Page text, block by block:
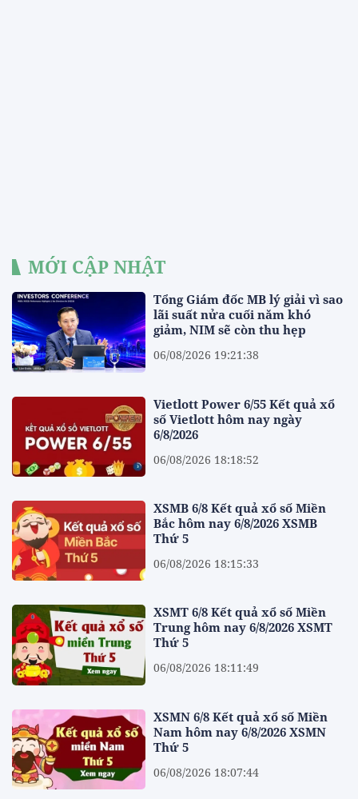
MỚI CẬP NHẬT
Tổng Giám đốc MB lý giải vì sao
lãi suất nửa cuối năm khó
giảm, NIM sẽ còn thu hẹp
06/08/2026 19:21:38
Vietlott Power 6/55 Kết quả xổ
số Vietlott hôm nay ngày
6/8/2026
06/08/2026 18:18:52
XSMB 6/8 Kết quả xổ số Miền
Bắc hôm nay 6/8/2026 XSMB
Thứ 5
06/08/2026 18:15:33
XSMT 6/8 Kết quả xổ số Miền
Trung hôm nay 6/8/2026 XSMT
Thứ 5
06/08/2026 18:11:49
XSMN 6/8 Kết quả xổ số Miền
Nam hôm nay 6/8/2026 XSMN
Thứ 5
06/08/2026 18:07:44